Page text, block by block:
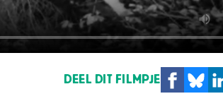
DEEL DIT FILMPJE